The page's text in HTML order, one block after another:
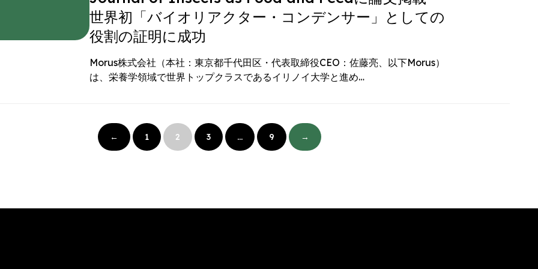
世界初「バイオリアクター・コンデンサー」としての
役割の証明に成功
Morus株式会社（本社：東京都千代田区・代表取締役CEO：佐藤亮、以下Morus）
は、栄養学領域で世界トップクラスであるイリノイ大学と進め…
← 1 2 3 … 9 →